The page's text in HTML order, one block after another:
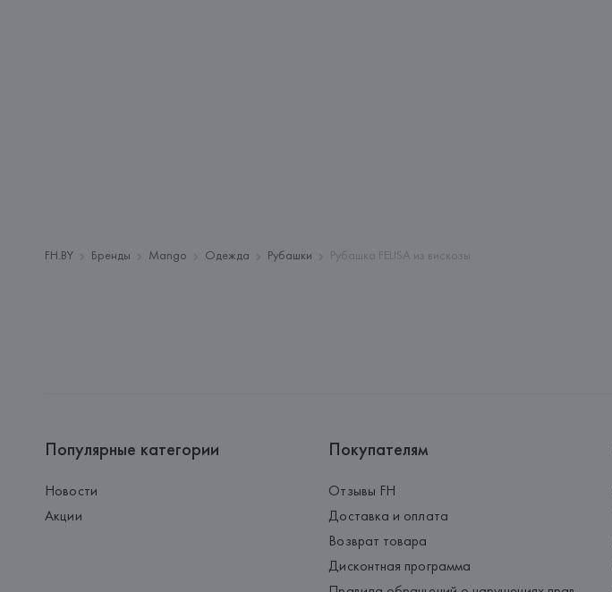
FH.BY Бренды Mango Одежда Рубашки Рубашка FELISA из вискозы
Популярные категории
Новости
Акции
Покупателям
Отзывы FH
Доставка и оплата
Возврат товара
Дисконтная программа